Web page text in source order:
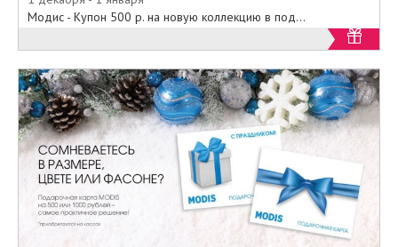
Модис - Купон 500 р. на новую коллекцию в под...